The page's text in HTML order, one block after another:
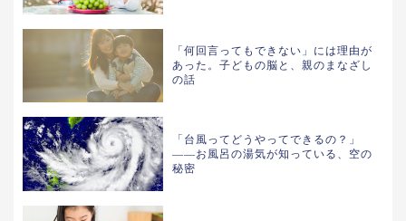
「何回言ってもできない」には理由が
あった。子どもの脳と、親のまなざし
の話
「台風ってどうやってできるの？」
——お風呂の湯気が知っている、空の
秘密